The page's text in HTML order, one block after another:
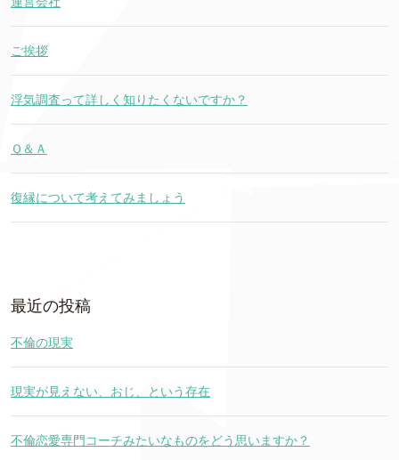
ご挨拶
浮気調査って詳しく知りたくないですか？
Ｑ＆Ａ
復縁について考えてみましょう
最近の投稿
不倫の現実
現実が見えない、おじ、という存在
不倫恋愛専門コーチみたいなものをどう思いますか？